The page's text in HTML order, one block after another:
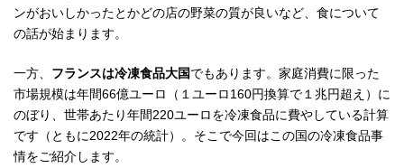
ンがおいしかったとかどの店の野菜の質が良いなど、食について
の話が始まります。
一方、 フランスは冷凍食品大国でもあります。家庭消費に限った
市場規模は年間66億ユーロ（１ユーロ160円換算で１兆円超え）に
のぼり、世帯あたり年間220ユーロを冷凍食品に費やしている計算
です（ともに2022年の統計）。そこで今回はこの国の冷凍食品事
情をご紹介します。